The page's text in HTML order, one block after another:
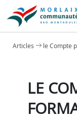
Articles le Compte
LE